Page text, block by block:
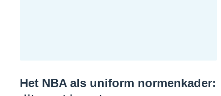
Het NBA als uniform normenkader: